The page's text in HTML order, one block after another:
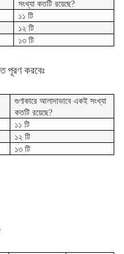
সংখ্যা কতটি রয়েছে?
১১ টি
১২ টি
১৩ টি
পূরণ করবেঃ
গুণাকারে আলাদাভাবে একই সংখ্যা
কতটি রয়েছে?
১১ টি
১২ টি
১৩ টি